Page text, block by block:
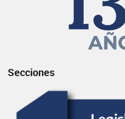
Secciones